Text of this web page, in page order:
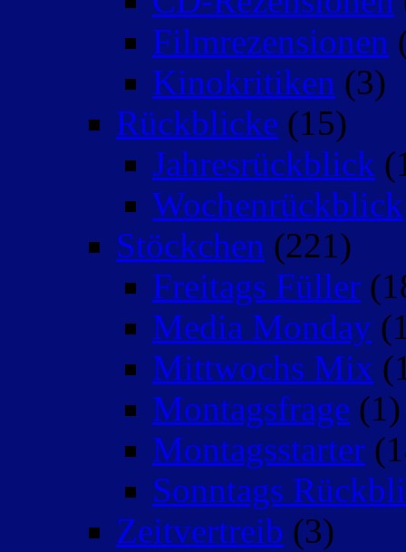
Filmrezensionen
Kinokritiken (3)
Rückblicke (15)
Jahresrückblick
Wochenrückblick
Stöckchen (221)
Freitags Füller
Media Monday
Mittwochs Mix
Montagsfrage (1)
Montagsstarter
Sonntags
Zeitvertreib (3)